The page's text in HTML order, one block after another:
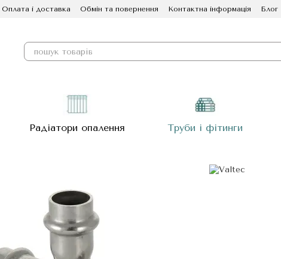
Оплата і доставка Обмін та повернення Контактна інформація Блог
Радіатори опалення Труби і фітинги